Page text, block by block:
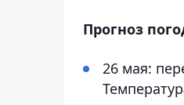
Прогноз
26 мая: